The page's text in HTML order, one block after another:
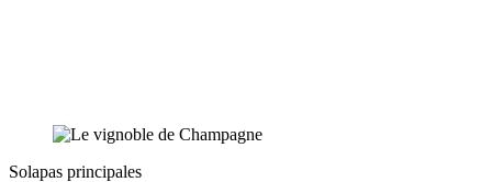
Solapas principales